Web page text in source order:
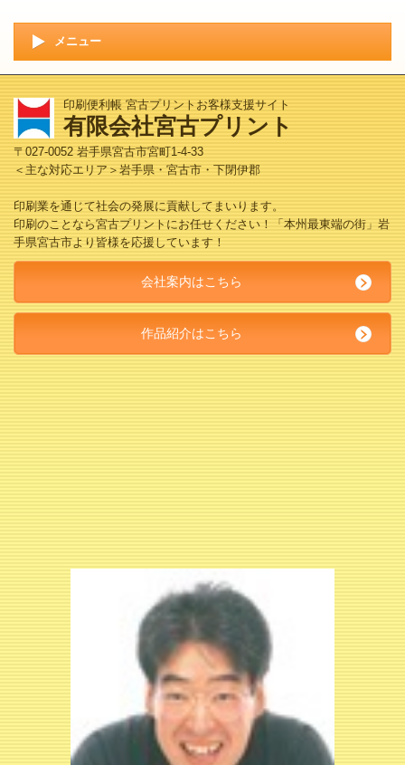
メニュー
印刷便利帳 宮古プリントお客様支援サイト
有限会社宮古プリント
〒027-0052 岩手県宮古市宮町1-4-33
＜主な対応エリア＞岩手県・宮古市・下閉伊郡
印刷業を通じて社会の発展に貢献してまいります。
印刷のことなら宮古プリントにお任せください！「本州最東端の街」岩
手県宮古市より皆様を応援しています！
会社案内はこちら
作品紹介はこちら